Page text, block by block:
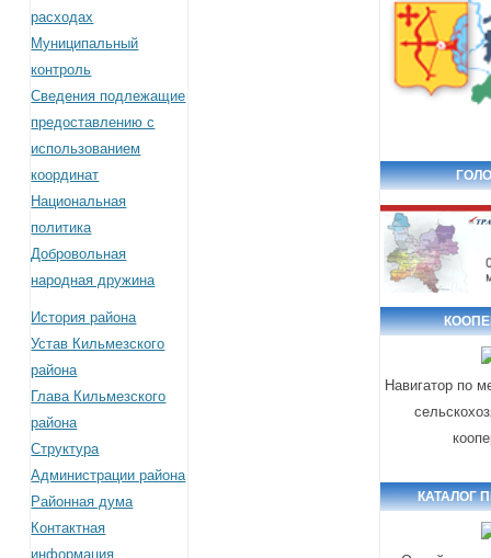
расходах
Муниципальный
контроль
Сведения подлежащие
предоставлению с
использованием
координат
Национальная
политика
Добровольная
народная дружина
История района
Устав Кильмезского
района
Глава Кильмезского
района
Структура
Администрации района
Районная дума
Контактная
информация
Навигатор по
КАТАЛОГ